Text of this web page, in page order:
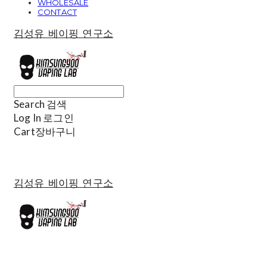
WHOLESALE
CONTACT
김성유 베이핑 연구소
Search 검색
Log In 로그인
Cart장바구니
김성유 베이핑 연구소